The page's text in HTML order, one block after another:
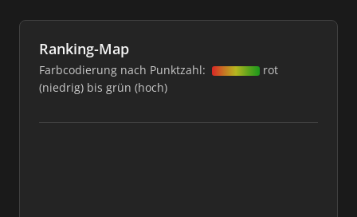
Ranking-Map
Farbcodierung nach Punktzahl:
rot
(niedrig) bis grün (hoch)